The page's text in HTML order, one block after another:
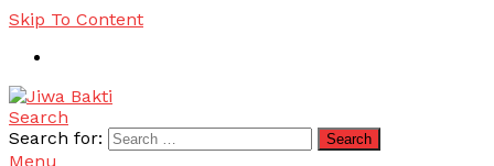
Skip To Content
Jiwa Bakti
Suara PBB Sarawak
Search
Search for:
Menu